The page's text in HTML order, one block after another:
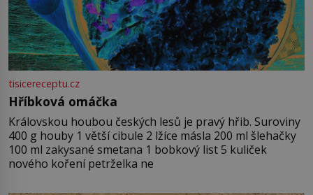
tisicereceptu.cz
Hříbková omáčka
Královskou houbou českých lesů je pravý hřib. Suroviny
400 g houby 1 větší cibule 2 lžíce másla 200 ml šlehačky
100 ml zakysané smetana 1 bobkový list 5 kuliček
nového koření petrželka ne